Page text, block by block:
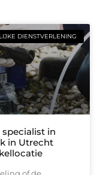
DIENSTVERLENING
in
in Utrecht